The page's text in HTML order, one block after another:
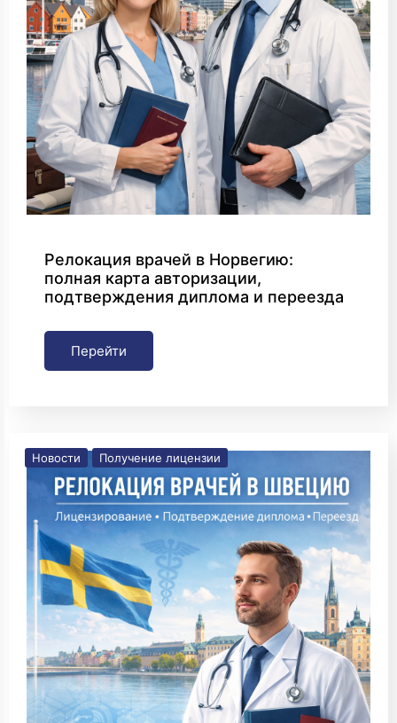
Релокация врачей в Норвегию:
полная карта авторизации,
подтверждения диплома и переезда
Перейти
Новости Получение лицензии